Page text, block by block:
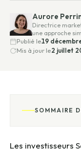
Aurore
Directrice
une approche
Publié le19
Mis à jour le2 juillet
SOMMAIRE
Les investisseurs